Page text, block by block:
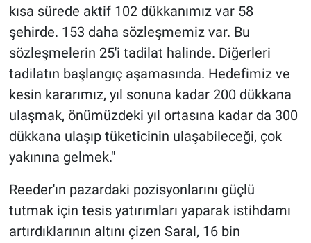
kısa sürede aktif 102 dükkanımız var 58
şehirde. 153 daha sözleşmemiz var. Bu
sözleşmelerin 25'i tadilat halinde. Diğerleri
tadilatın başlangıç aşamasında. Hedefimiz ve
kesin kararımız, yıl sonuna kadar 200 dükkana
ulaşmak, önümüzdeki yıl ortasına kadar da 300
dükkana ulaşıp tüketicinin ulaşabileceği, çok
yakınına gelmek."
Reeder'ın pazardaki pozisyonlarını güçlü
tutmak için tesis yatırımları yaparak istihdamı
artırdıklarının altını çizen Saral, 16 bin